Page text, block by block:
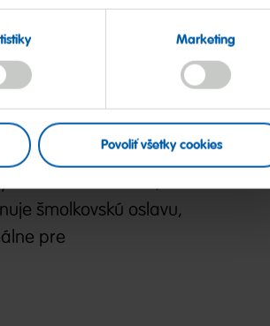
Marketing
Povoliť všetky cookies
– bez ohľadu na to, či
šmolkovskú oslavu,
pre